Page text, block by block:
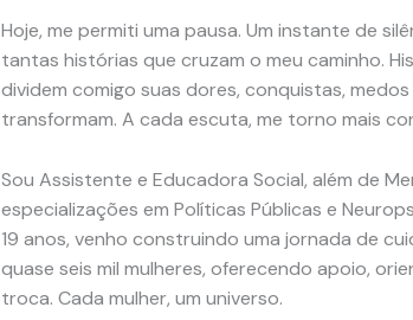
Hoje, me permiti uma pausa. Um instante de
tantas histórias que cruzam o meu caminho.
dividem comigo suas dores, conquistas,
transformam. A cada escuta, me torno mais
Sou Assistente e Educadora Social, além de
especializações em Políticas Públicas e
19 anos, venho construindo uma jornada de
quase seis mil mulheres, oferecendo apoio,
troca. Cada mulher, um universo.